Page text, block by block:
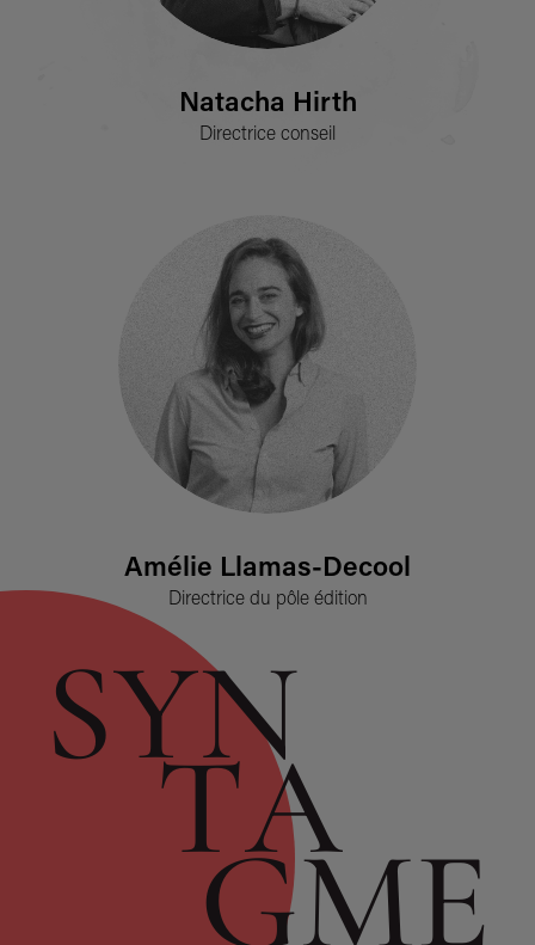
Natacha Hirth
Directrice conseil
Amélie Llamas-Decool
Directrice du pôle édition
SYN
TA
GME